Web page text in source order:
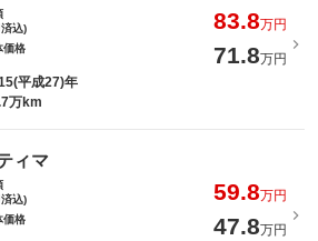
込)
83.8万円
価格
71.8万円
平成27)年
万km
ィマ
込)
59.8万円
価格
47.8万円